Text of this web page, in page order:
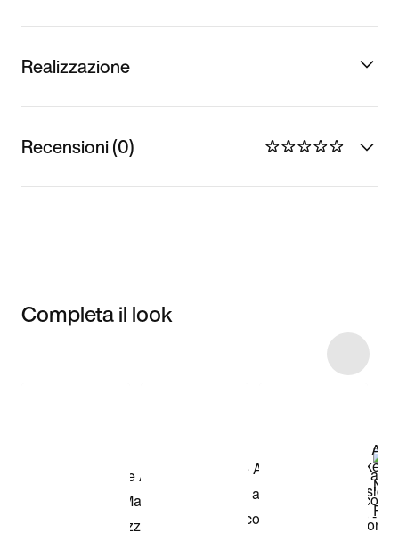
Realizzazione
Recensioni (0)
Completa il look